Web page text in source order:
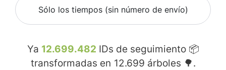
Sólo los tiempos (sin número de envío)
Ya 12.699.482 IDs de seguimiento 📦
transformadas en 12.699 árboles 🌳.